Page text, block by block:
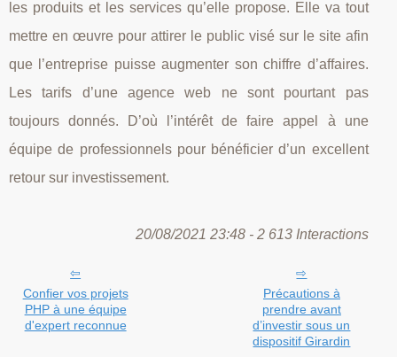
les produits et les services qu’elle propose. Elle va tout
mettre en œuvre pour attirer le public visé sur le site afin
que l’entreprise puisse augmenter son chiffre d’affaires.
Les tarifs d’une agence web ne sont pourtant pas
toujours donnés. D’où l’intérêt de faire appel à une
équipe de professionnels pour bénéficier d’un excellent
retour sur investissement.
20/08/2021 23:48 - 2 613 Interactions
Confier vos projets
PHP à une équipe
d'expert reconnue
Précautions à
prendre avant
d’investir sous un
dispositif Girardin